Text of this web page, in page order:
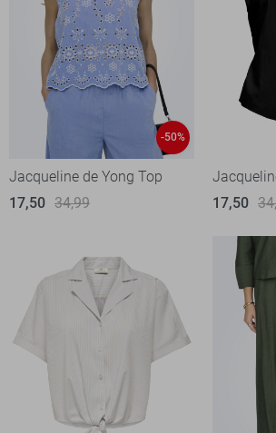
-50%
Jacqueline de Yong Top
17,50 34,99
17,50